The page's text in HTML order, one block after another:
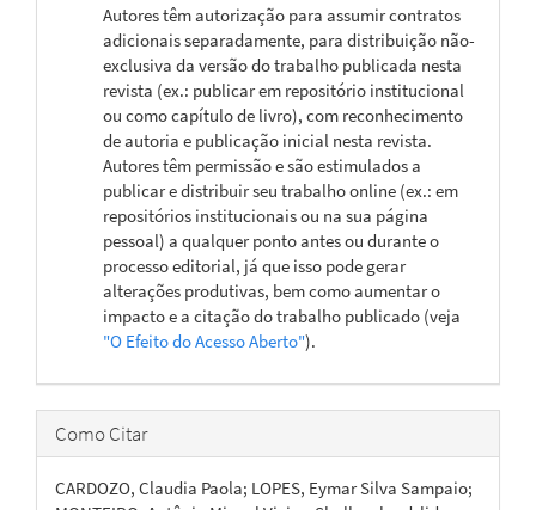
Autores têm autorização para assumir contratos
adicionais separadamente, para distribuição não-
exclusiva da versão do trabalho publicada nesta
revista (ex.: publicar em repositório institucional
ou como capítulo de livro), com reconhecimento
de autoria e publicação inicial nesta revista.
Autores têm permissão e são estimulados a
publicar e distribuir seu trabalho online (ex.: em
repositórios institucionais ou na sua página
pessoal) a qualquer ponto antes ou durante o
processo editorial, já que isso pode gerar
alterações produtivas, bem como aumentar o
impacto e a citação do trabalho publicado (veja
"O Efeito do Acesso Aberto").
Como Citar
CARDOZO, Claudia Paola; LOPES, Eymar Silva Sampaio;